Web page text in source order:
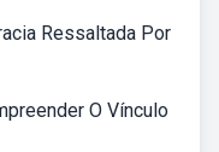
Ressaltada Por
O Vínculo